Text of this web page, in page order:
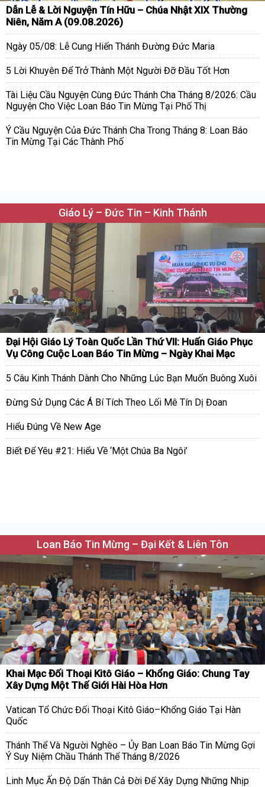
Dẫn Lễ & Lời Nguyện Tín Hữu – Chúa Nhật XIX Thường
Niên, Năm A (09.08.2026)
Ngày 05/08: Lễ Cung Hiến Thánh Đường Đức Maria
5 Lời Khuyên Để Trở Thành Một Người Đỡ Đầu Tốt Hơn
Tài Liệu Cầu Nguyện Cùng Đức Thánh Cha Tháng 8/2026: Cầu
Nguyện Cho Việc Loan Báo Tin Mừng Tại Phố Thị
Ý Cầu Nguyện Của Đức Thánh Cha Trong Tháng 8: Loan Báo
Tin Mừng Tại Các Thành Phố
Giáo Lý – Đức Tin – Kinh Thánh
Đại Hội Giáo Lý Toàn Quốc Lần Thứ VII: Huấn Giáo Phục
Vụ Công Cuộc Loan Báo Tin Mừng – Ngày Khai Mạc
5 Câu Kinh Thánh Dành Cho Những Lúc Bạn Muốn Buông Xuôi
Đừng Sử Dụng Các Á Bí Tích Theo Lối Mê Tín Dị Đoan
Hiểu Đúng Về New Age
Biết Để Yêu #21: Hiểu Về ‘Một Chúa Ba Ngôi’
Loan Báo Tin Mừng – Đại Kết & Liên Tôn
Khai Mạc Đối Thoại Kitô Giáo – Khổng Giáo: Chung Tay
Xây Dựng Một Thế Giới Hài Hòa Hơn
Vatican Tổ Chức Đối Thoại Kitô Giáo–Khổng Giáo Tại Hàn
Quốc
Thánh Thể Và Người Nghèo – Ủy Ban Loan Báo Tin Mừng Gợi
Ý Suy Niệm Chầu Thánh Thể Tháng 8/2026
Linh Mục Ấn Độ Dấn Thân Cả Đời Để Xây Dựng Những Nhịp